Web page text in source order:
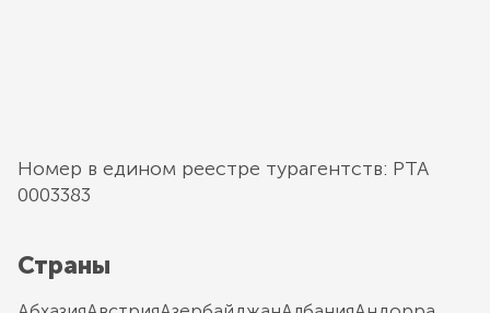
Номер в едином реестре турагентств: РТА
0003383
Страны